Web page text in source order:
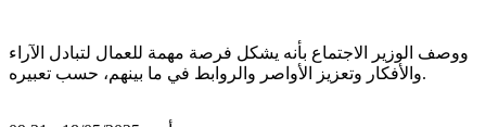
ووصف الوزير الاجتماع بأنه يشكل فرصة مهمة للعمال لتبادل الآراء
والأفكار وتعزيز الأواصر والروابط في ما بينهم، حسب تعبيره.